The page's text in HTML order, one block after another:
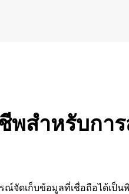
สําหรับกา
ดเก็บข้อมูลที่เชื่อถือได้เป็น